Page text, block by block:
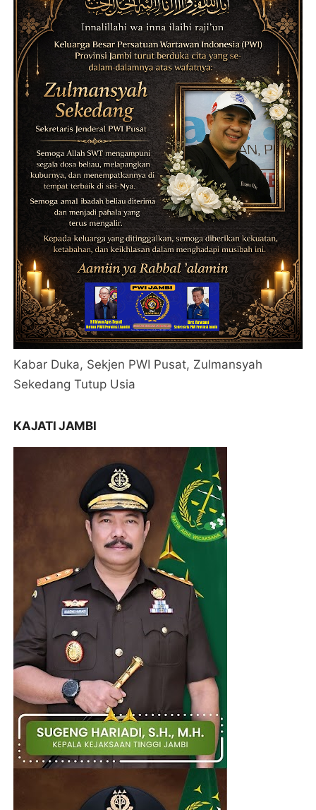
Kabar Duka, Sekjen PWI Pusat, Zulmansyah
Sekedang Tutup Usia
KAJATI JAMBI